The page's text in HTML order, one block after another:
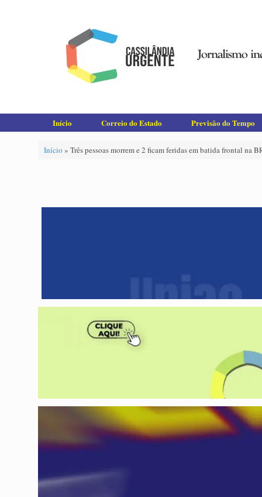
Início Correio do Estado Previsão do Tempo
Início » Três pessoas morrem e 2 ficam feridas em batida frontal na